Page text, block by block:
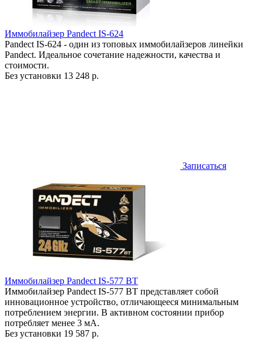
Иммобилайзер Pandect IS-624
Pandect IS-624 - один из топовых иммобилайзеров линейки
Pandect. Идеальное сочетание надежности, качества и
стоимости.
Без установки 13 248 р.
Записаться
Иммобилайзер Pandect IS-577 BT
Иммобилайзер Pandect IS-577 BT представляет собой
инновационное устройство, отличающееся минимальным
потреблением энергии. В активном состоянии прибор
потребляет менее 3 мА.
Без установки 19 587 р.